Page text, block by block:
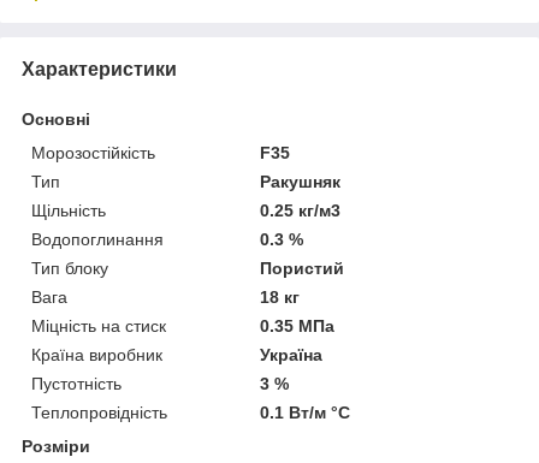
Характеристики
Основні
Морозостійкість
F35
Тип
Ракушняк
Щільність
0.25 кг/м3
Водопоглинання
0.3 %
Тип блоку
Пористий
Вага
18 кг
Міцність на стиск
0.35 МПа
Країна виробник
Україна
Пустотність
3 %
Теплопровідність
0.1 Вт/м °С
Розміри